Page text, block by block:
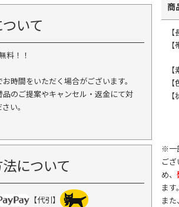
いて
料！！
時間をいただく場合がございます。
のご提案やキャンセル・返金にて対
い。
について
【代引】
商
※一
ご
め、
ます
ま